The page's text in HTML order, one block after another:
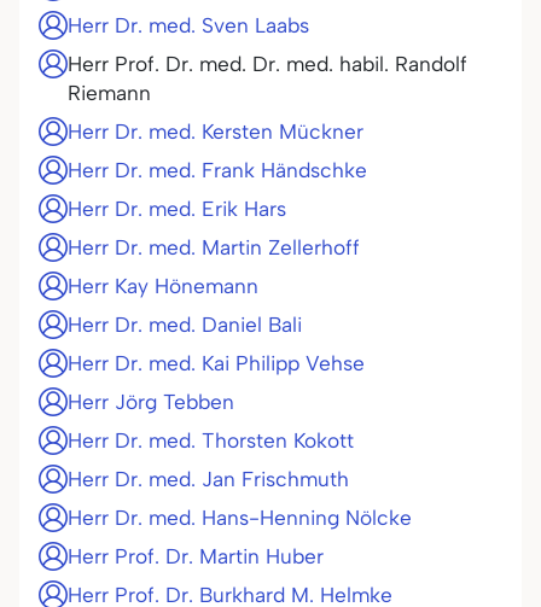
Herr Dr. med. Sven Laabs
Herr Prof. Dr. med. Dr. med. habil. Randolf
Riemann
Herr Dr. med. Kersten Mückner
Herr Dr. med. Frank Händschke
Herr Dr. med. Erik Hars
Herr Dr. med. Martin Zellerhoff
Herr Kay Hönemann
Herr Dr. med. Daniel Bali
Herr Dr. med. Kai Philipp Vehse
Herr Jörg Tebben
Herr Dr. med. Thorsten Kokott
Herr Dr. med. Jan Frischmuth
Herr Dr. med. Hans-Henning Nölcke
Herr Prof. Dr. Martin Huber
Herr Prof. Dr. Burkhard M. Helmke